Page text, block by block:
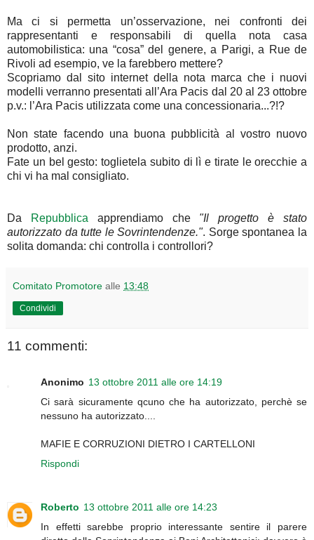
Ma ci si permetta un’osservazione, nei confronti dei
rappresentanti e responsabili di quella nota casa
automobilistica: una “cosa” del genere, a Parigi, a Rue de
Rivoli ad esempio, ve la farebbero mettere?
Scopriamo dal sito internet della nota marca che i nuovi
modelli verranno presentati all’Ara Pacis dal 20 al 23 ottobre
p.v.: l’Ara Pacis utilizzata come una concessionaria...?!?
Non state facendo una buona pubblicità al vostro nuovo
prodotto, anzi.
Fate un bel gesto: toglietela subito di lì e tirate le orecchie a
chi vi ha mal consigliato.
Da Repubblica apprendiamo che "Il progetto è stato
autorizzato da tutte le Sovrintendenze.". Sorge spontanea la
solita domanda: chi controlla i controllori?
Comitato Promotore alle 13:48
Condividi
11 commenti:
Anonimo 13 ottobre 2011 alle ore 14:19
Ci sarà sicuramente qcuno che ha autorizzato, perchè se
nessuno ha autorizzato....
MAFIE E CORRUZIONI DIETRO I CARTELLONI
Rispondi
Roberto 13 ottobre 2011 alle ore 14:23
In effetti sarebbe proprio interessante sentire il parere